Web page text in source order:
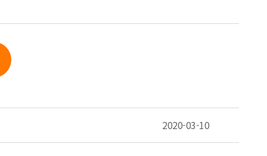
2020-03-10